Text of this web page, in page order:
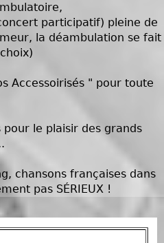
participatif) pleine de
la déambulation se fait
Accessoirisés " pour toute
pour le plaisir des grands
chansons françaises dans
pas SÉRIEUX !